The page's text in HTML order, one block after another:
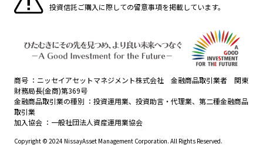
投資信託ご購入に際しての留意事項を掲載しています。
商号
ニッセイアセットマネジメント株式会社 金融商品取引業者 関東
財務局長(金商)第369号
金融商品取引業の種別
投資運用業、投資助言・代理業、第二種金融商品
取引業
加入協会
一般社団法人資産運用業協会
Copyright © 2024 NissayAsset Management Corporation. All Rights Reserved.